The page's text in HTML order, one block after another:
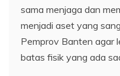
sama menjaga dan
menjadi aset yang
Pemprov Banten agar
batas fisik yang ada